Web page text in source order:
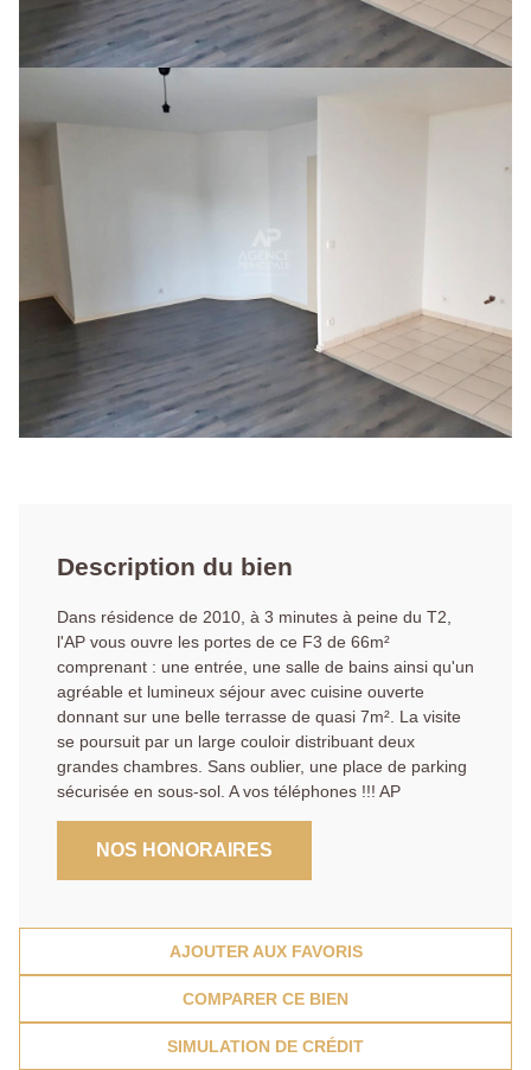
Description du bien
Dans résidence de 2010, à 3 minutes à peine du T2,
l'AP vous ouvre les portes de ce F3 de 66m²
comprenant : une entrée, une salle de bains ainsi qu'un
agréable et lumineux séjour avec cuisine ouverte
donnant sur une belle terrasse de quasi 7m². La visite
se poursuit par un large couloir distribuant deux
grandes chambres. Sans oublier, une place de parking
sécurisée en sous-sol. A vos téléphones !!! AP
NOS HONORAIRES
AJOUTER AUX FAVORIS
COMPARER CE BIEN
SIMULATION DE CRÉDIT